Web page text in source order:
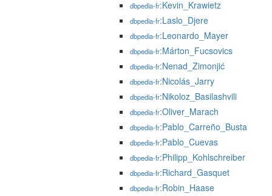
dbpedia-fr:Kevin_Krawietz
dbpedia-fr:Laslo_Djere
dbpedia-fr:Leonardo_Mayer
dbpedia-fr:Márton_Fucsovics
dbpedia-fr:Nenad_Zimonjić
dbpedia-fr:Nicolás_Jarry
dbpedia-fr:Nikoloz_Basilashvili
dbpedia-fr:Oliver_Marach
dbpedia-fr:Pablo_Carreño_Busta
dbpedia-fr:Pablo_Cuevas
dbpedia-fr:Philipp_Kohlschreiber
dbpedia-fr:Richard_Gasquet
dbpedia-fr:Robin_Haase